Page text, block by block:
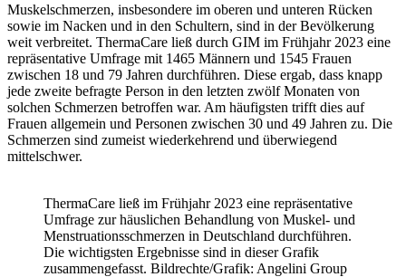
Muskelschmerzen, insbesondere im oberen und unteren Rücken
sowie im Nacken und in den Schultern, sind in der Bevölkerung
weit verbreitet. ThermaCare ließ durch GIM im Frühjahr 2023 eine
repräsentative Umfrage mit 1465 Männern und 1545 Frauen
zwischen 18 und 79 Jahren durchführen. Diese ergab, dass knapp
jede zweite befragte Person in den letzten zwölf Monaten von
solchen Schmerzen betroffen war. Am häufigsten trifft dies auf
Frauen allgemein und Personen zwischen 30 und 49 Jahren zu. Die
Schmerzen sind zumeist wiederkehrend und überwiegend
mittelschwer.
ThermaCare ließ im Frühjahr 2023 eine repräsentative
Umfrage zur häuslichen Behandlung von Muskel- und
Menstruationsschmerzen in Deutschland durchführen.
Die wichtigsten Ergebnisse sind in dieser Grafik
zusammengefasst. Bildrechte/Grafik: Angelini Group